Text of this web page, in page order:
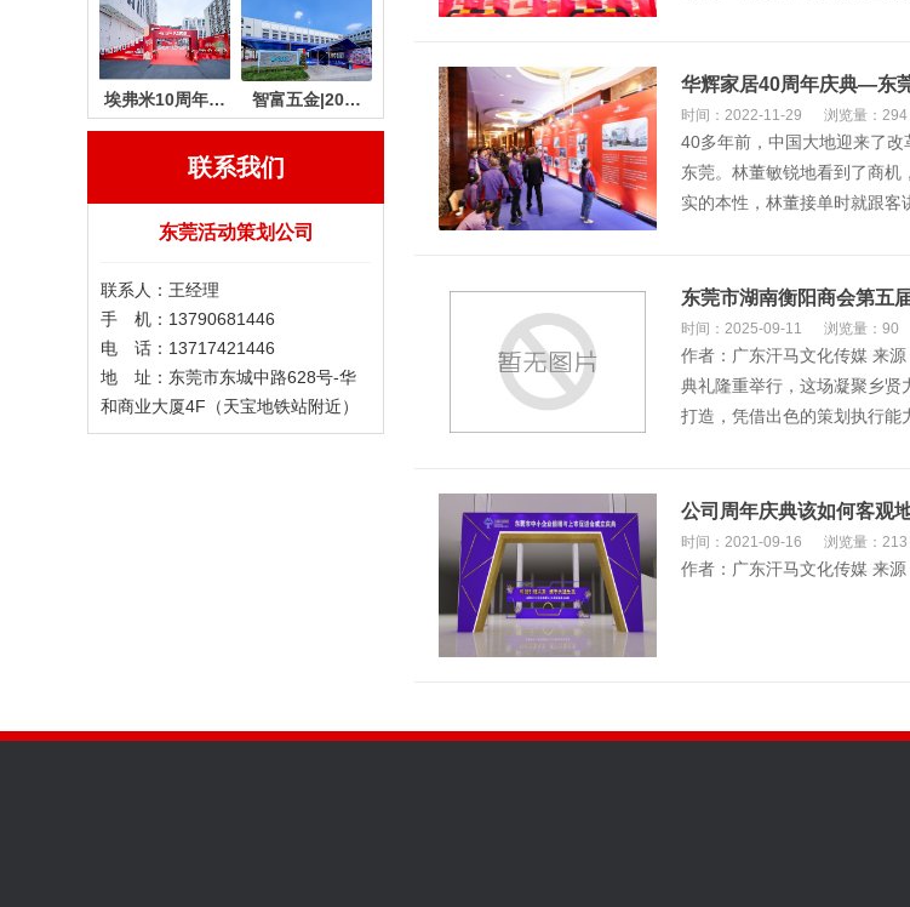
埃弗米10周年… 智富五金|20…
联系我们
东莞活动策划公司
联系人：王经理
手 机：13790681446
电 话：13717421446
地 址：东莞市东城中路628号-华
和商业大厦4F（天宝地铁站附近）
华辉家居40周年庆典—东
时间：2022-11-29 浏览量：294
40多年前，中国大地迎来了
东莞。林董敏锐地看到了商
实的本性，林董接单时就跟客
东莞市湖南衡阳商会第五
时间：2025-09-11 浏览量：90
作者：广东汗马文化传媒 来
典礼隆重举行，这场凝聚乡
打造，凭借出色的策划执行能
公司周年庆典该如何客观
时间：2021-09-16 浏览量：213
作者：广东汗马文化传媒 来